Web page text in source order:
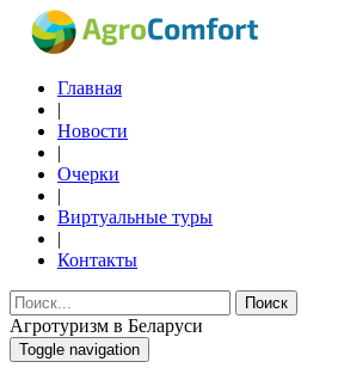
Главная
|
Новости
|
Очерки
|
Виртуальные туры
|
Контакты
Поиск
Агротуризм в Беларуси
Toggle navigation